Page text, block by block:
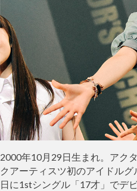
2000年10月29日生まれ。アク
クアーティスツ初のアイドル
日に1stシングル「17才」でデ